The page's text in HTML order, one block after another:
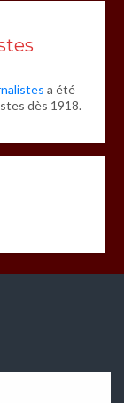
a été
dès 1918.